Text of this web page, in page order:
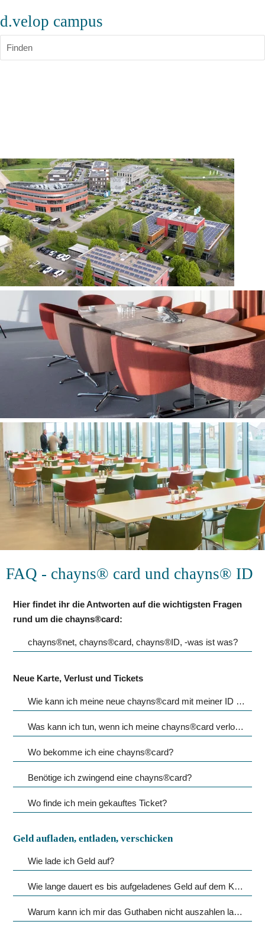
d.velop campus
Finden
FAQ - chayns® card und chayns® ID
Hier findet ihr die Antworten auf die wichtigsten Fragen
rund um die chayns®card:
chayns®net, chayns®card, chayns®ID, -was ist was?
Neue Karte, Verlust und Tickets
Wie kann ich meine neue chayns®card mit meiner ID verknüpfen?
Was kann ich tun, wenn ich meine chayns®card verloren habe?
Wo bekomme ich eine chayns®card?
Benötige ich zwingend eine chayns®card?
Wo finde ich mein gekauftes Ticket?
Geld aufladen, entladen, verschicken
Wie lade ich Geld auf?
Wie lange dauert es bis aufgeladenes Geld auf dem Konto ist?
Warum kann ich mir das Guthaben nicht auszahlen lassen?